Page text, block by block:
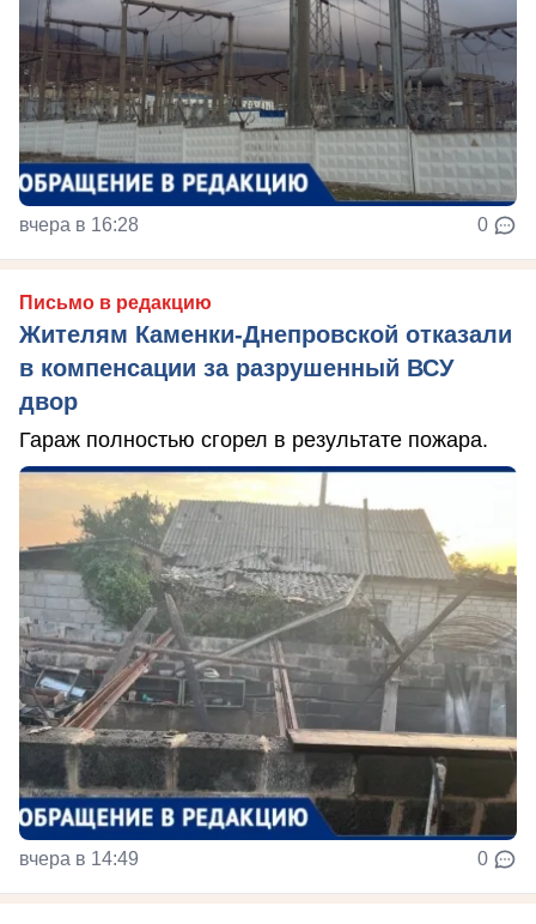
вчера в 16:28 0
Письмо в редакцию
Жителям Каменки-Днепровской отказали
в компенсации за разрушенный ВСУ
двор
Гараж полностью сгорел в результате пожара.
вчера в 14:49 0